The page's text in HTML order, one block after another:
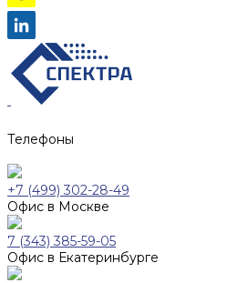
Телефоны
+7 (499) 302-28-49
Офис в Москве
7 (343) 385-59-05
Офис в Екатеринбурге